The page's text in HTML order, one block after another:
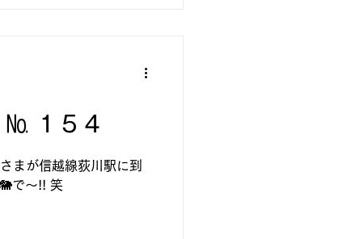
№ １５４
まが信越線荻川駅に到
🐘で～!! 笑